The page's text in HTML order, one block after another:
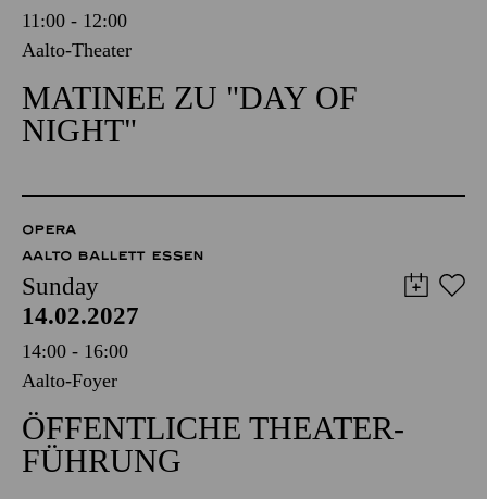
11:00 - 12:00
Aalto-Theater
MATINEE ZU "DAY OF
NIGHT"
OPERA
AALTO BALLETT ESSEN
Sunday
14.02.2027
14:00 - 16:00
Aalto-Foyer
ÖFFENTLICHE THEATER­
FÜHRUNG